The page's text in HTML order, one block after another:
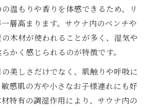
とサウナ体験で癒しを極める伊根
ートサウナならではの静かな癒し
喫
SAUNAに学ぶ伊根ならではのリト
験
きコテージで叶える家族や仲間と
温もりや香りを体感できるため、リ
層高まります。サウナ内のベンチや
木材が使われることが多く、湿気や
かく感じられるのが特徴です。
美しさだけでなく、肌触りや呼吸に
感肌の方や小さなお子様連れにも好
特有の調湿作用により、サウナ内の